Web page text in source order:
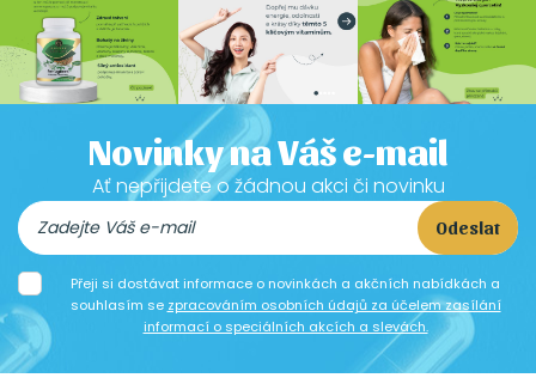
Novinky na Váš e-mail
Ať nepřijdete o žádnou akci či novinku
Odeslat
Přeji si dostávat informace o novinkách a akčních nabídkách a
souhlasím se zpracováním osobních údajů za účelem zasílání
informací o speciálních akcích a slevách.